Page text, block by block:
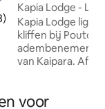
beoordeling van
Kapia Lodge -
Kapia Lodge ligt
kliffen bij Pouto
adembenemend
van Kaipara.
dompel jezelf
voor